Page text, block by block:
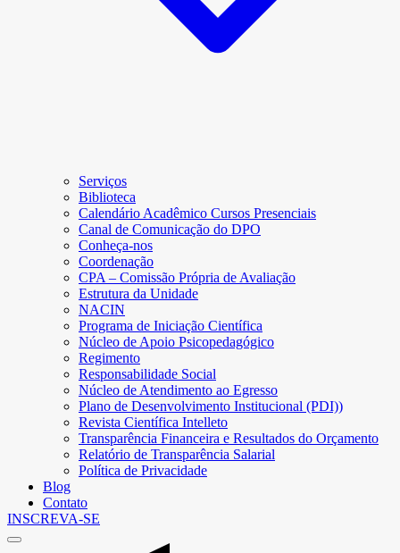
Serviços
Biblioteca
Calendário Acadêmico Cursos Presenciais
Canal de Comunicação do DPO
Conheça-nos
Coordenação
CPA – Comissão Própria de Avaliação
Estrutura da Unidade
NACIN
Programa de Iniciação Científica
Núcleo de Apoio Psicopedagógico
Regimento
Responsabilidade Social
Núcleo de Atendimento ao Egresso
Plano de Desenvolvimento Institucional (PDI))
Revista Científica Intelleto
Transparência Financeira e Resultados do Orçamento
Relatório de Transparência Salarial
Política de Privacidade
Blog
Contato
INSCREVA-SE